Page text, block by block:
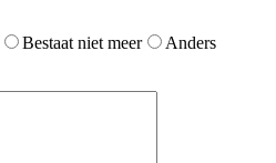
Bestaat niet meer
Anders